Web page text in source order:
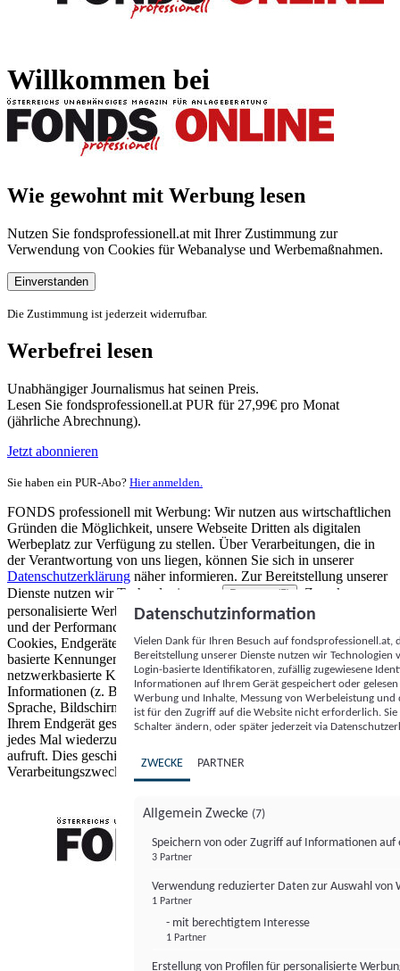
Willkommen bei
Wie gewohnt mit Werbung lesen
Nutzen Sie fondsprofessionell.at mit Ihrer Zustimmung zur
Verwendung von Cookies für Webanalyse und Werbemaßnahmen.
Einverstanden
Die Zustimmung ist jederzeit widerrufbar.
Werbefrei lesen
Unabhängiger Journalismus hat seinen Preis.
Lesen Sie fondsprofessionell.at PUR für 27,99€ pro Monat
(jährliche Abrechnung).
Jetzt abonnieren
Sie haben ein PUR-Abo? Hier anmelden.
FONDS professionell mit Werbung: Wir nutzen aus wirtschaftlichen
Gründen die Möglichkeit, unsere Webseite Dritten als digitalen
Werbeplatz zur Verfügung zu stellen. Über Verarbeitungen, die in
der Verantwortung von uns liegen, können Sie sich in unserer
Datenschutzerklärung näher informieren. Zur Bereitstellung unserer
Dienste nutzen wir Technologien von
Partnern (5)
. Zwecke:
personalisierte Werbung und Inhalte, Messung von Werbeleistung
und der Performance von Inhalten sowie Zielgruppenforschung.
Cookies, Endgeräte- oder ähnliche Online-Kennungen (z. B. login-
basierte Kennungen, zufällig generierte Kennungen,
netzwerkbasierte Kennungen) können zusammen mit anderen
Informationen (z. B. Browsertyp und Browserinformationen,
Sprache, Bildschirmgröße, unterstützte Technologien usw.) auf
Ihrem Endgerät gespeichert oder von dort ausgelesen werden, um es
jedes Mal wiederzuerkennen, wenn es eine App oder einer Webseite
aufruft. Dies geschieht für einen oder mehrere der hier aufgeführten
Verarbeitungszwecke.
Datenschutzinformation
Vielen Dank für Ihren Besuch auf
Bereitstellung unserer Dienste nutzen wir Technologien
Login-basierte Identifikatoren, zufällig zugewiesene
Informationen auf Ihrem Gerät gespeichert oder
Werbung und Inhalte, Messung von Werbeleistung
ist für den Zugriff auf die Website nicht erforderlich.
Schalter ändern, oder später jederzeit via
ZWECKE PARTNER
Allgemein Zwecke (7)
Speichern von oder Zugriff auf Informationen auf
3 Partner
Verwendung reduzierter Daten zur Auswahl von
1 Partner
- mit berechtigtem Interesse
1 Partner
Erstellung von Profilen für personalisierte
FONDS professionell